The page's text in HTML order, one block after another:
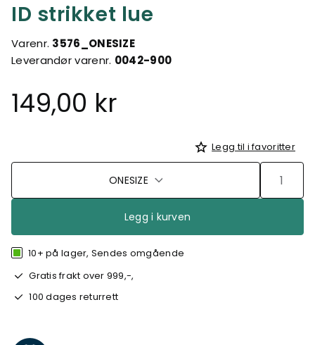
ID strikket lue
Varenr. 3576_ONESIZE
Leverandør varenr. 0042-900
149,00 kr
Legg til i favoritter
ONESIZE
Legg i kurven
10+ på lager, Sendes omgående
Gratis frakt over 999,-,
100 dages returrett